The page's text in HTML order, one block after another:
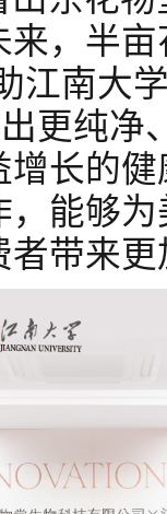
，半
江南大
更纯
长的
，能够
带来